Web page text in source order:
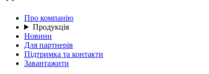
Про компанію
Продукція
Новини
Для партнерів
Підтримка та контакти
Завантажити